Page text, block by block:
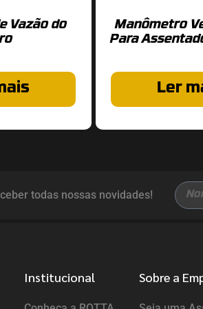
Vazão do
Manômetro
Para
Ler
todas nossas novidades!
Institucional Sobre a